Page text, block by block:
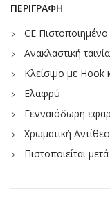
ΠΕΡΙΓΡΑΦΉ
CE Πιστοποιημένο
Ανακλαστική ταινία
Κλείσιμο με Hook
Ελαφρύ
Γενναιόδωρη
Χρωματική
Πιστοποιείται